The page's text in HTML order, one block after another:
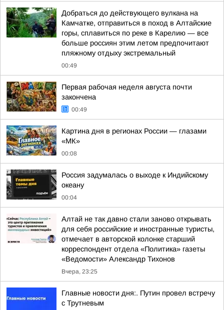
Добраться до действующего вулкана на
Камчатке, отправиться в поход в Алтайские
горы, сплавиться по реке в Карелию — все
больше россиян этим летом предпочитают
пляжному отдыху экстремальный
00:49
Первая рабочая неделя августа почти
закончена
00:49
Картина дня в регионах России — глазами
«МК»
00:08
Россия задумалась о выходе к Индийскому
океану
00:04
Алтай не так давно стали заново открывать
для себя российские и иностранные туристы,
отмечает в авторской колонке старший
корреспондент отдела «Политика» газеты
«Ведомости» Александр Тихонов
Вчера, 23:25
Главные новости дня:. Путин провел встречу
с Трутневым